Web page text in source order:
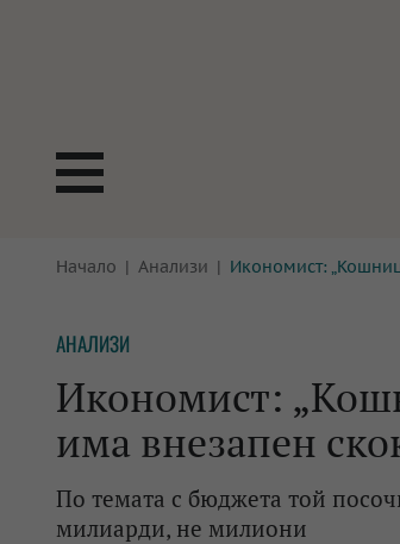
БОРСИ
КРИПТО
БАНКИ
ПАРИТЕ
ЕНЕРГЕТИКА
Начало Анализи Икономист:
АНАЛИЗИ
Икономист:
има внезапен
По темата с бюджета той
милиарди, не милиони